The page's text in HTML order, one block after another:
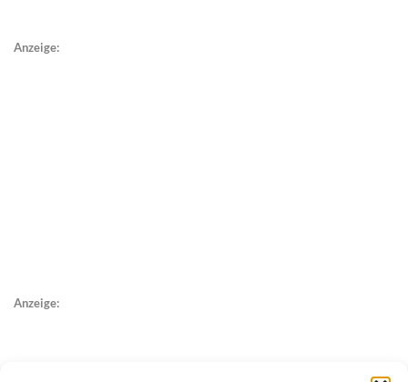
Anzeige:
Anzeige: